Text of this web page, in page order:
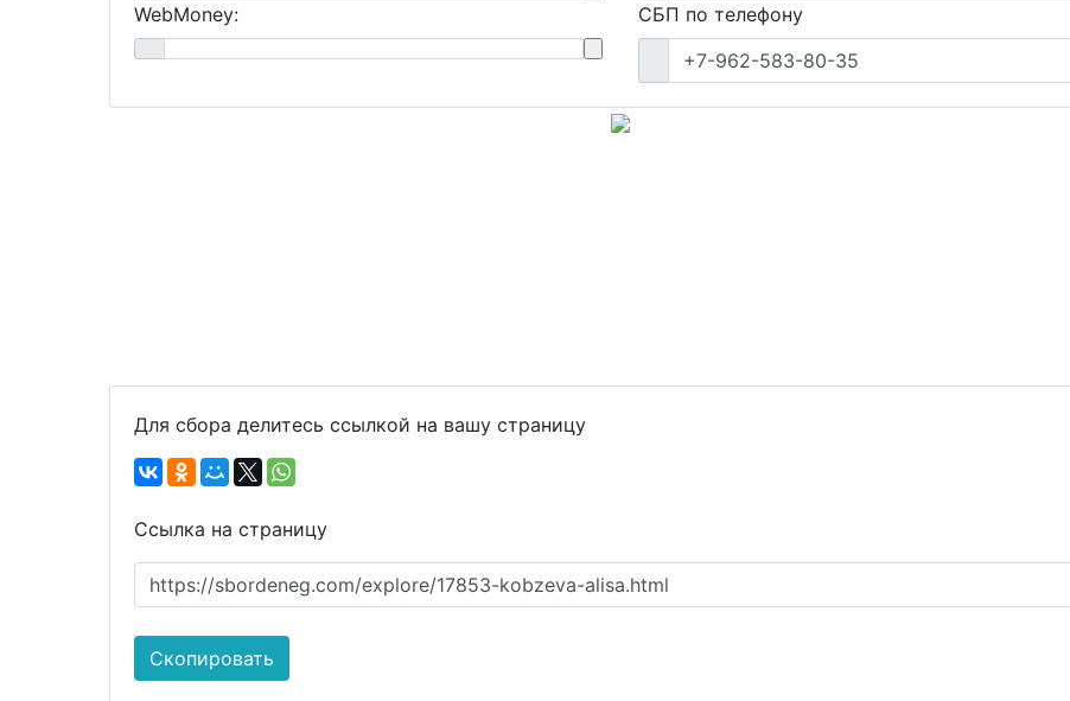
WebMoney:
СБП по телефону
+7-962-583-80-35
Для сбора делитесь ссылкой на вашу страницу
Ссылка на страницу
https://sbordeneg.com/explore/17853-kobzeva-alisa.html
Скопировать